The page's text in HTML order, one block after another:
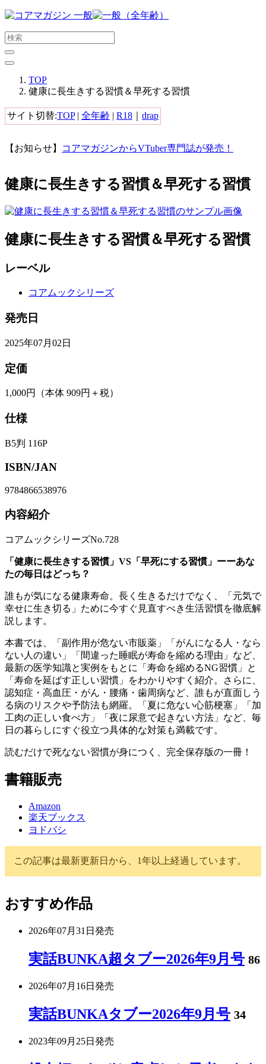
メ
ン
コ
ン
に
ス
ッ
す
る
TOP
健康に長生きする習慣＆早死する習慣
サイト切替:TOP| 全年齢 | R18 drap
【お知らせ】 コアマガジンからVTuber専門誌が発売！
健康に長生きする習慣＆早死する習慣
健康に長生きする習慣＆早死する習慣
レーベル
コアムックシリーズ
発売日
2025年07月02日
定価
1,000円 （本体 909円＋税）
仕様
B5判 116P
ISBN/JAN
9784866538976
内容紹介
コアムックシリーズNo.728
「健康に長生きする習慣」VS「早死にする習慣」ーーあな
たの毎日はどっち？
誰もが気になる健康寿命。長く生きるだけでなく、「元気で
幸せに生き切る」ために今すぐ見直すべき生活習慣を徹底解
説します。
本書では、「副作用が危ない市販薬」「がんになる人・なら
ない人の違い」「間違った睡眠が寿命を縮める理由」など、
最新の医学知識と実例をもとに「寿命を縮めるNG習慣」と
「寿命を延ばす正しい習慣」をわかりやすく紹介。さらに、
認知症・高血圧・がん・腰痛・歯周病など、誰もが直面しう
る病のリスクや予防法も網羅。「夏に危ない心筋梗塞」「加
工肉の正しい食べ方」「夜に尿意で起きない方法」など、毎
日の暮らしにすぐ役立つ具体的な対策も満載です。
読むだけで死なない習慣が身につく、完全保存版の一冊！
書籍販売
Amazon
楽天ブックス
ヨドバシ
この記事は最新更新日から、1年以上経過しています。
おすすめ作品
2026年07月31日 発売
実話BUNKA超タブー2026年9月号 86
2026年07月16日 発売
実話BUNKAタブー2026年9月号 34
2023年09月25日 発売